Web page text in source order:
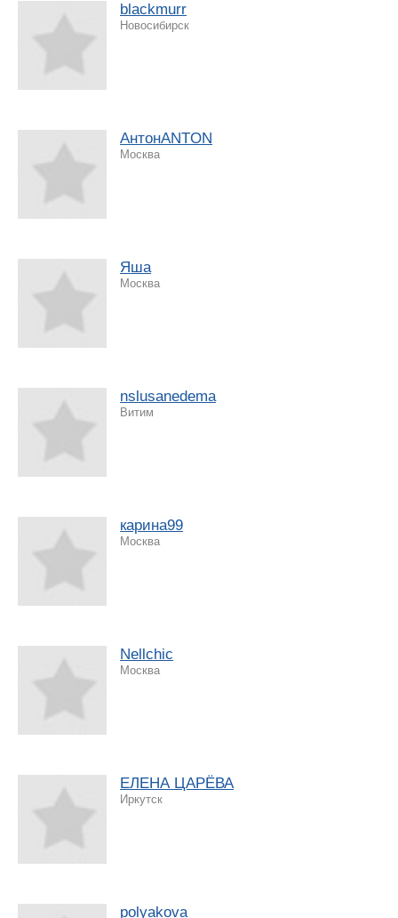
blackmurr
Новосибирск
АнтонANTON
Москва
Яша
Москва
nslusanedema
Витим
карина99
Москва
Nellchic
Москва
ЕЛЕНА ЦАРЁВА
Иркутск
polyakova